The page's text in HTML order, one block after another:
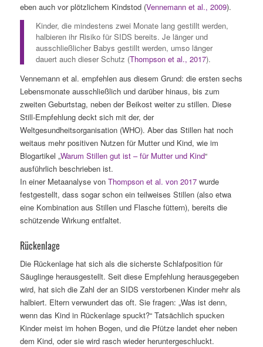
eben auch vor plötzlichem Kindstod (Vennemann et al., 2009).
Kinder, die mindestens zwei Monate lang gestillt werden,
halbieren ihr Risiko für SIDS bereits. Je länger und
ausschließlicher Babys gestillt werden, umso länger
dauert auch dieser Schutz (Thompson et al., 2017).
Vennemann et al. empfehlen aus diesem Grund: die ersten sechs
Lebensmonate ausschließlich und darüber hinaus, bis zum
zweiten Geburtstag, neben der Beikost weiter zu stillen. Diese
Still-Empfehlung deckt sich mit der, der
Weltgesundheitsorganisation (WHO). Aber das Stillen hat noch
weitaus mehr positiven Nutzen für Mutter und Kind, wie im
Blogartikel „Warum Stillen gut ist – für Mutter und Kind“
ausführlich beschrieben ist.
In einer Metaanalyse von Thompson et al. von 2017wurde
festgestellt, dass sogar schon ein teilweises Stillen (also etwa
eine Kombination aus Stillen und Flasche füttern), bereits die
schützende Wirkung entfaltet.
Rückenlage
Die Rückenlage hat sich als die sicherste Schlafposition für
Säuglinge herausgestellt. Seit diese Empfehlung herausgegeben
wird, hat sich die Zahl der an SIDS verstorbenen Kinder mehr als
halbiert. Eltern verwundert das oft. Sie fragen: „Was ist denn,
wenn das Kind in Rückenlage spuckt?“ Tatsächlich spucken
Kinder meist im hohen Bogen, und die Pfütze landet eher neben
dem Kind, oder sie wird rasch wieder heruntergeschluckt.